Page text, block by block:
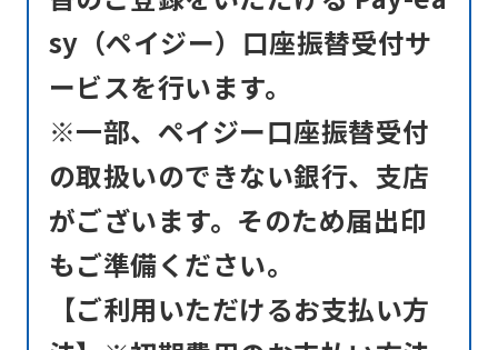
sy（ペイジー）口座振替受付サ
ービスを行います。
※一部、ペイジー口座振替受付
の取扱いのできない銀行、支店
がございます。そのため届出印
もご準備ください。
【ご利用いただけるお支払い方